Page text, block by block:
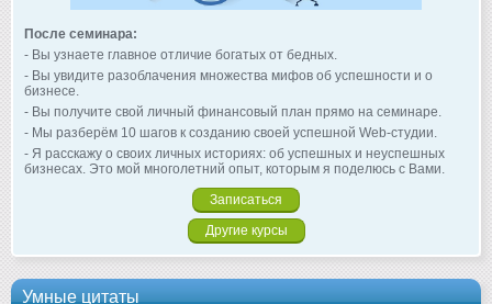
После семинара:
- Вы узнаете главное отличие богатых от бедных.
- Вы увидите разоблачения множества мифов об успешности и о
бизнесе.
- Вы получите свой личный финансовый план прямо на семинаре.
- Мы разберём 10 шагов к созданию своей успешной Web-студии.
- Я расскажу о своих личных историях: об успешных и неуспешных
бизнесах. Это мой многолетний опыт, которым я поделюсь с Вами.
Записаться
Другие курсы
Умные цитаты